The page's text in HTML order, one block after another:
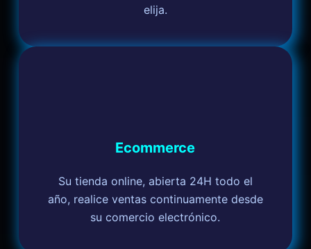
elija.
Ecommerce
Su tienda online, abierta 24H todo el
año, realice ventas continuamente desde
su comercio electrónico.